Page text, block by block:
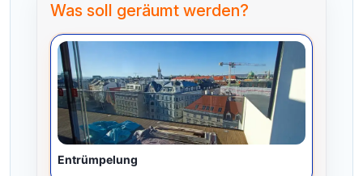
Was soll geräumt werden?
Entrümpelung